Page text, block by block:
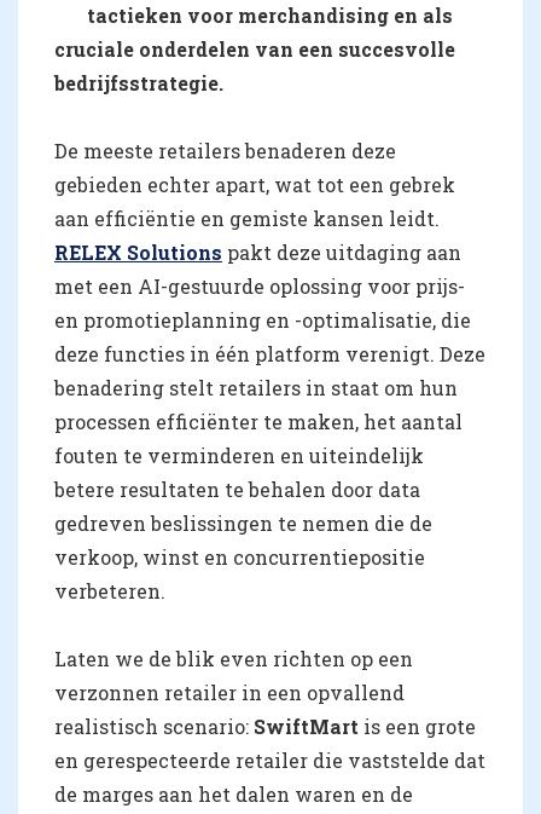
tactieken voor merchandising en als
cruciale onderdelen van een succesvolle
bedrijfsstrategie.
De meeste retailers benaderen deze
gebieden echter apart, wat tot een gebrek
aan efficiëntie en gemiste kansen leidt.
RELEX Solutions pakt deze uitdaging aan
met een AI-gestuurde oplossing voor prijs-
en promotieplanning en -optimalisatie, die
deze functies in één platform verenigt. Deze
benadering stelt retailers in staat om hun
processen efficiënter te maken, het aantal
fouten te verminderen en uiteindelijk
betere resultaten te behalen door data
gedreven beslissingen te nemen die de
verkoop, winst en concurrentiepositie
verbeteren.
Laten we de blik even richten op een
verzonnen retailer in een opvallend
realistisch scenario: SwiftMart is een grote
en gerespecteerde retailer die vaststelde dat
de marges aan het dalen waren en de